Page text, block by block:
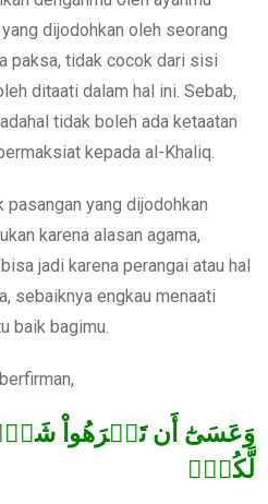
dijodohkan oleh seorang
paksa, tidak cocok dari sisi
ditaati dalam hal ini. Sebab,
tidak boleh ada ketaatan
kepada al-Khaliq.
yang dijodohkan
karena alasan agama,
jadi karena perangai atau hal
sebaiknya engkau menaati
baik bagimu.
berfirman,
وَعَسَىٰٓ أَن تَكۡرَهُواْ
لَّكُمۡۖ